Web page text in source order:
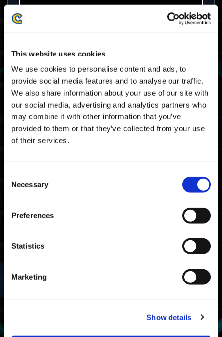
This website uses cookies
We use cookies to personalise content and ads, to
provide social media features and to analyse our traffic.
We also share information about your use of our site with
our social media, advertising and analytics partners who
may combine it with other information that you’ve
provided to them or that they’ve collected from your use
of their services.
Selection
Necessary
Preferences
Statistics
Marketing
Show details
平均完成時間
08:03.25
請注意：這是全平台的平均完成時間。
大師排名截止成績
05:57.11
Xbox Series X|S / Xbox
08:25.52
PlayStation🄬4
08:01.87
07:53.45